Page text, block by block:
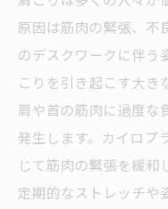
原因は筋肉の緊張、不
のデスクワークに伴う
こりを引き起こす大き
肩や首の筋肉に過度な
発生します。カイロプ
じて筋肉の緊張を緩和
定期的なストレッチや